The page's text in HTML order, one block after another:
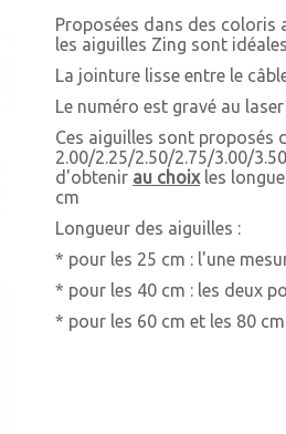
Proposées dans des
les aiguilles Zing sont
La jointure lisse entre le
Le numéro est gravé au
Ces aiguilles sont proposés
2.00/2.25/2.50/2.75/3.00/
d'obtenir au choixles
cm
Longueur des aiguilles :
* pour les 25 cm : l'une
* pour les 40 cm : les deux
* pour les 60 cm et les 80